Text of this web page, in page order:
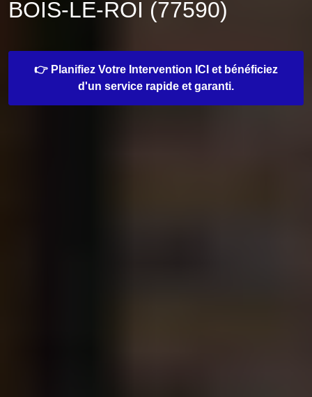
BOIS-LE-ROI (77590)
👉 Planifiez Votre Intervention ICI et bénéficiez
d'un service rapide et garanti.